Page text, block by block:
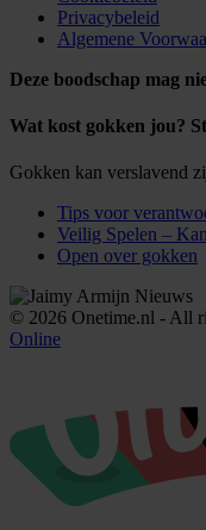
Privacybeleid
Algemene
Deze boodschap mag
Wat kost gokken jou?
Gokken kan verslavend
Tips voor
Veilig Spelen –
Open over gokken
© 2026 Onetime.nl - All
Online